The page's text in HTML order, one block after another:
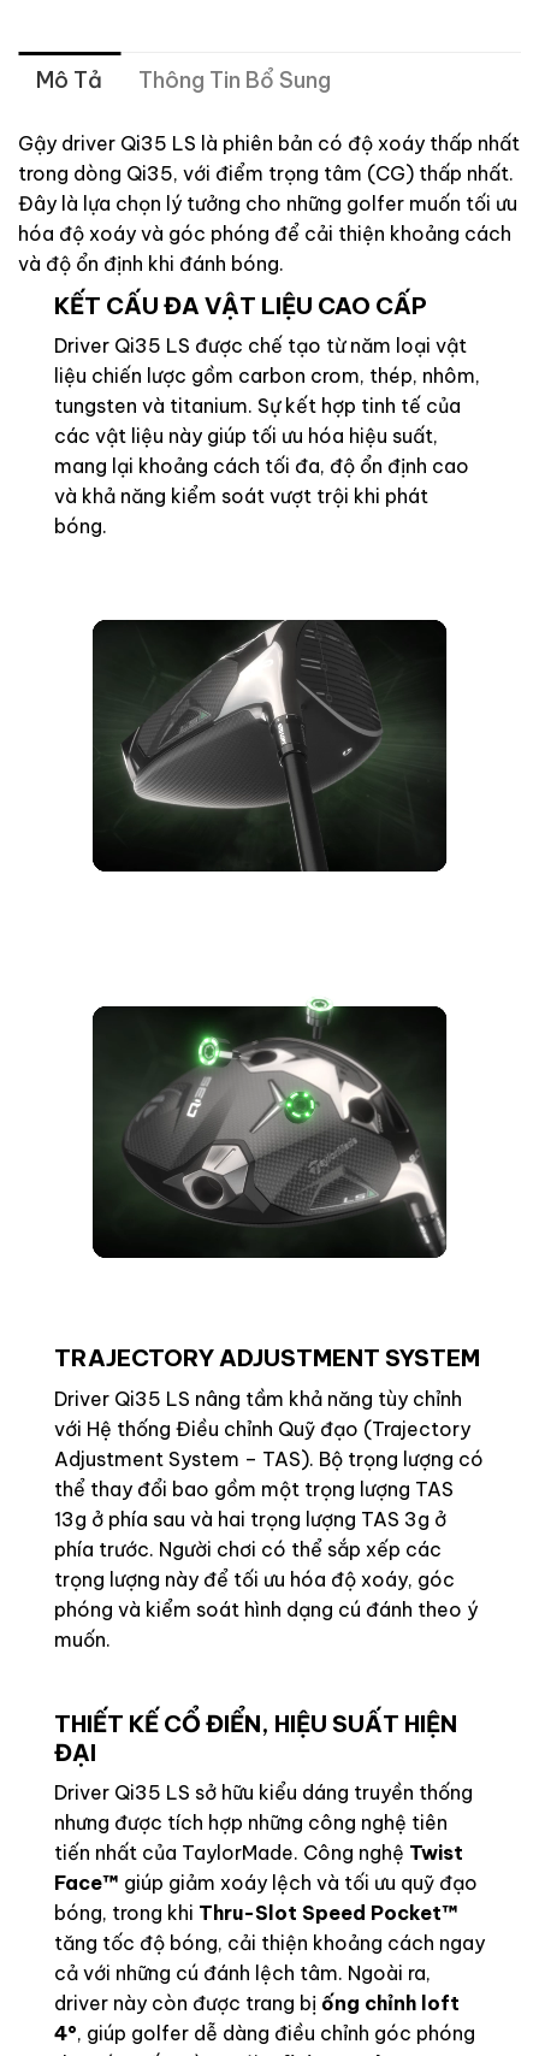
Mô Tả Thông Tin Bổ Sung
Gậy driver Qi35 LS là phiên bản có độ xoáy thấp nhất
trong dòng Qi35, với điểm trọng tâm (CG) thấp nhất.
Đây là lựa chọn lý tưởng cho những golfer muốn tối ưu
hóa độ xoáy và góc phóng để cải thiện khoảng cách
và độ ổn định khi đánh bóng.
KẾT CẤU ĐA VẬT LIỆU CAO CẤP
Driver Qi35 LS được chế tạo từ năm loại vật
liệu chiến lược gồm carbon crom, thép, nhôm,
tungsten và titanium. Sự kết hợp tinh tế của
các vật liệu này giúp tối ưu hóa hiệu suất,
mang lại khoảng cách tối đa, độ ổn định cao
và khả năng kiểm soát vượt trội khi phát
bóng.
TRAJECTORY ADJUSTMENT SYSTEM
Driver Qi35 LS nâng tầm khả năng tùy chỉnh
với Hệ thống Điều chỉnh Quỹ đạo (Trajectory
Adjustment System – TAS). Bộ trọng lượng có
thể thay đổi bao gồm một trọng lượng TAS
13g ở phía sau và hai trọng lượng TAS 3g ở
phía trước. Người chơi có thể sắp xếp các
trọng lượng này để tối ưu hóa độ xoáy, góc
phóng và kiểm soát hình dạng cú đánh theo ý
muốn.
THIẾT KẾ CỔ ĐIỂN, HIỆU SUẤT HIỆN
ĐẠI
Driver Qi35 LS sở hữu kiểu dáng truyền thống
nhưng được tích hợp những công nghệ tiên
tiến nhất của TaylorMade. Công nghệ Twist
Face™ giúp giảm xoáy lệch và tối ưu quỹ đạo
bóng, trong khi Thru-Slot Speed Pocket™
tăng tốc độ bóng, cải thiện khoảng cách ngay
cả với những cú đánh lệch tâm. Ngoài ra,
driver này còn được trang bị ống chỉnh loft
4°, giúp golfer dễ dàng điều chỉnh góc phóng